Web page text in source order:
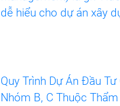
dễ hiểu cho dự án xây
Quy Trình Dự Án Đầu Tư
Nhóm B, C Thuộc Thẩm